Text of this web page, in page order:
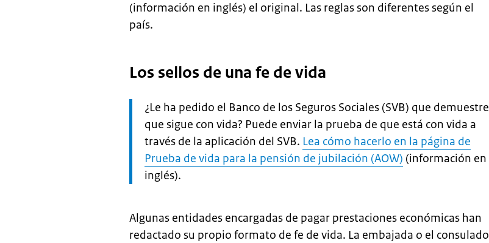
(información en inglés) el original. Las reglas son diferentes según el
país.
Los sellos de una fe de vida
Let
op:
¿Le ha pedido el Banco de los Seguros Sociales (SVB) que demuestre
que sigue con vida? Puede enviar la prueba de que está con vida a
través de la aplicación del SVB. Lea cómo hacerlo en la página de
Prueba de vida para la pensión de jubilación (AOW) (información en
inglés).
Algunas entidades encargadas de pagar prestaciones económicas han
redactado su propio formato de fe de vida. La embajada o el consulado